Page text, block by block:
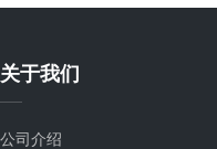
关于我们
公司介绍